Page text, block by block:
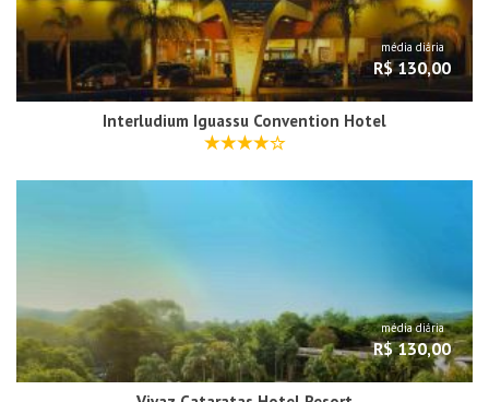
média diária
R$ 130,00
Interludium Iguassu Convention Hotel
média diária
R$ 130,00